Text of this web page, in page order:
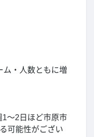
ム・人数ともに増
～2日ほど市原市
可能性がござい